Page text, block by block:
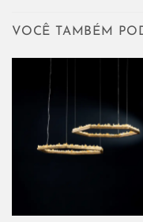
VOCÊ TAMBÉM